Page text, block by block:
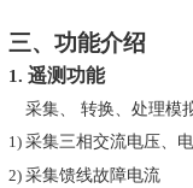
三、功能介绍
1. 遥测功能
采集、 转换、处理模
1) 采集三相交流电压、
2) 采集馈线故障电流